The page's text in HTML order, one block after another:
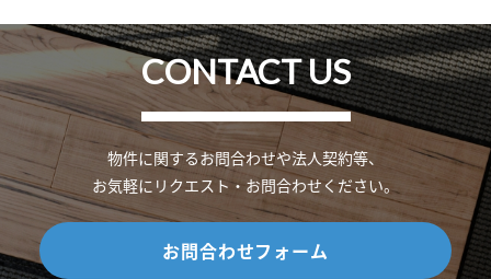
CONTACT US
物件に関するお問合わせや法人契約等、
お気軽にリクエスト・お問合わせください。
お問合わせフォーム